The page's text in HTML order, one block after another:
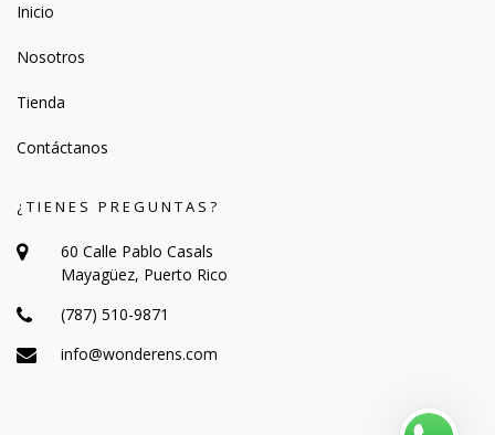
Inicio
Nosotros
Tienda
Contáctanos
¿TIENES PREGUNTAS?
60 Calle Pablo Casals
Mayagüez, Puerto Rico
(787) 510-9871
info@wonderens.com